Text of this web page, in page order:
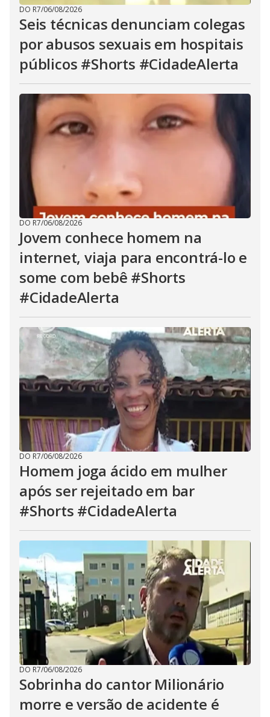
DO R7/06/08/2026
Seis técnicas denunciam colegas
por abusos sexuais em hospitais
públicos #Shorts #CidadeAlerta
DO R7/06/08/2026
Jovem conhece homem na
internet, viaja para encontrá-lo e
some com bebê #Shorts
#CidadeAlerta
DO R7/06/08/2026
Homem joga ácido em mulher
após ser rejeitado em bar
#Shorts #CidadeAlerta
DO R7/06/08/2026
Sobrinha do cantor Milionário
morre e versão de acidente é